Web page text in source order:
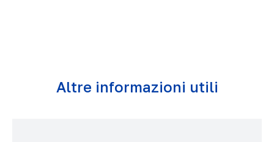
Altre informazioni utili